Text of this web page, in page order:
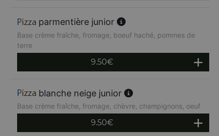
parmentière junior
Base crème fraîche, fromage, boeuf haché, pommes de
terre
9.50€
blanche neige junior
Base crème fraîche, fromage, chèvre, champignons, oeuf
9.50€